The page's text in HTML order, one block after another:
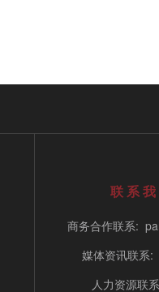
联 系
商务合作联系:
媒体资讯联系
人力资源联